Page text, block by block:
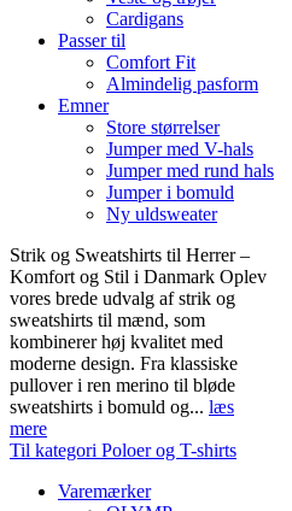
Cardigans
Passer til
Comfort Fit
Almindelig pasform
Emner
Store størrelser
Jumper med V-hals
Jumper med rund hals
Jumper i bomuld
Ny uldsweater
Strik og Sweatshirts til Herrer –
Komfort og Stil i Danmark Oplev
vores brede udvalg af strik og
sweatshirts til mænd, som
kombinerer høj kvalitet med
moderne design. Fra klassiske
pullover i ren merino til bløde
sweatshirts i bomuld og... læs
mere
Til kategori Poloer og T-shirts
Varemærker